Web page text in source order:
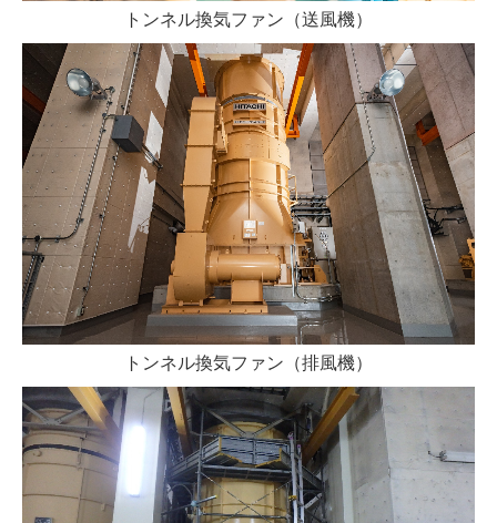
トンネル換気ファン（送風機）
トンネル換気ファン（排風機）